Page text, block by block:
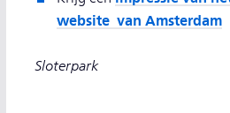
website van Amsterdam
Sloterpark